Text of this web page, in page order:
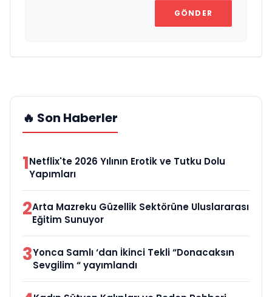
GÖNDER
🔥 Son Haberler
1Netflix'te 2026 Yılının Erotik ve Tutku Dolu
Yapımları
2Arta Mazreku Güzellik Sektörüne Uluslararası
Eğitim Sunuyor
3Yonca Samlı ‘dan İkinci Tekli “Donacaksın
Sevgilim “ yayımlandı